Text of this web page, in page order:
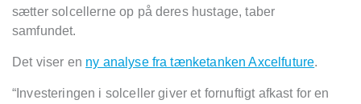
sætter solcellerne op på deres hustage, taber
samfundet.
Det viser en ny analyse fra tænketanken Axcelfuture.
“ Investeringen i solceller giver et fornuftigt afkast for en